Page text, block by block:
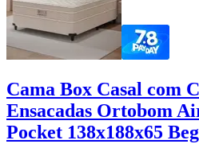
Cama Box Casal com
Ensacadas Ortobom
Pocket 138x188x65